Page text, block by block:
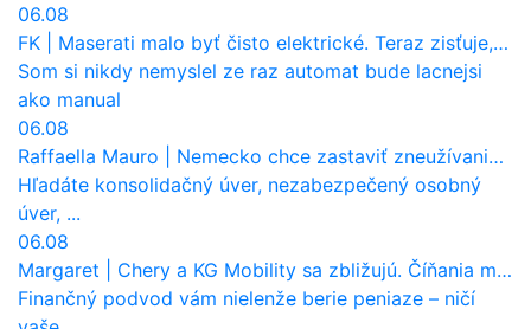
06.08
FK
Maserati malo byť čisto elektrické. Teraz zisťuje, že potrebuje nový osemvalcový motor
Som si nikdy nemyslel ze raz automat bude lacnejsi
ako manual
06.08
Raffaella Mauro
Nemecko chce zastaviť zneužívanie dotácií na elektromobily. Pritvrdí pravidlá
Hľadáte konsolidačný úver, nezabezpečený osobný
úver, ...
06.08
Margaret
Chery a KG Mobility sa zbližujú. Číňania môžu získať 10 % bývalého SsangYongu
Finančný podvod vám nielenže berie peniaze – ničí